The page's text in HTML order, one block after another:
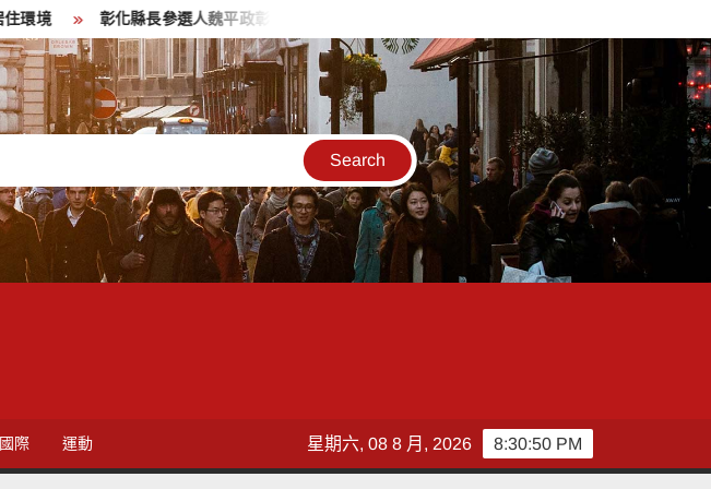
彰化縣長參選人魏平政彰化造勢 喊福利超越六都承接王惠美施政再升級
國際 運動 8:30:51 PM
星期六, 08 8 月, 2026